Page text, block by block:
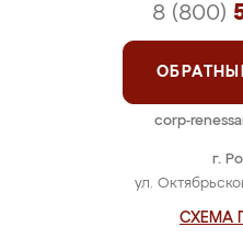
г.
ул.
СХЕМА
8 (800)
corp-